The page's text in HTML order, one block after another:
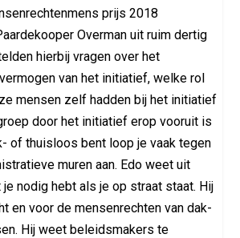
prijs 2018
Overman uit ruim dertig
hierbij vragen over het
van het initiatief, welke rol
mensen zelf hadden bij het initiatief
door het initiatief erop vooruit is
of thuisloos bent loop je vaak tegen
muren aan. Edo weet uit
nodig hebt als je op straat staat. Hij
en voor de mensenrechten van dak-
Hij weet beleidsmakers te